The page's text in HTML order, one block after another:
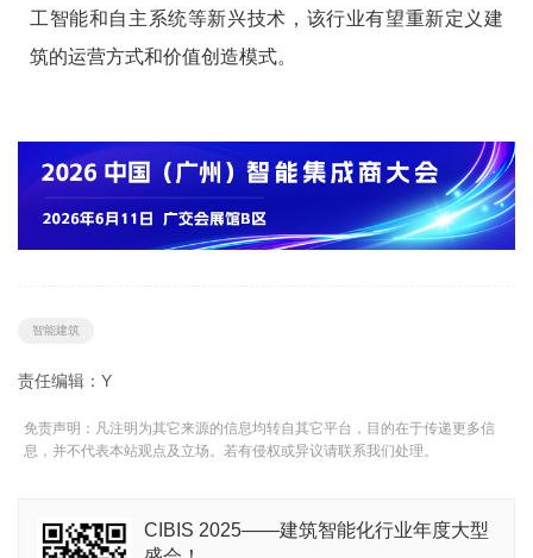
工智能和自主系统等新兴技术，该行业有望重新定义建
筑的运营方式和价值创造模式。
智能建筑
责任编辑：Y
免责声明：凡注明为其它来源的信息均转自其它平台，目的在于传递更多信
息，并不代表本站观点及立场。若有侵权或异议请联系我们处理。
CIBIS 2025——建筑智能化行业年度大型